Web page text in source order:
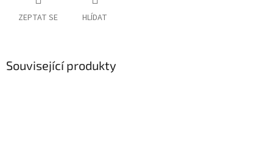
ZEPTAT SE HLÍDAT
Související produkty